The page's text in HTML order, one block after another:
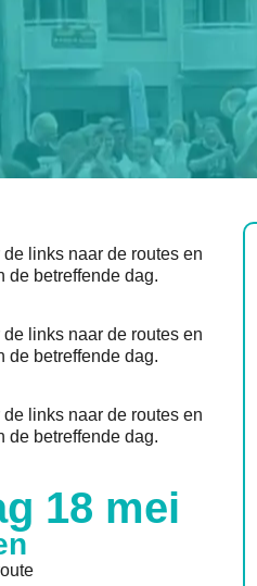
links naar de routes en
de betreffende dag.
links naar de routes en
de betreffende dag.
links naar de routes en
de betreffende dag.
18 mei